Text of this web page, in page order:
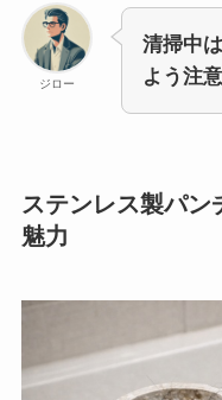
ジロー
清掃中
よう注
ステンレス製パン
魅力